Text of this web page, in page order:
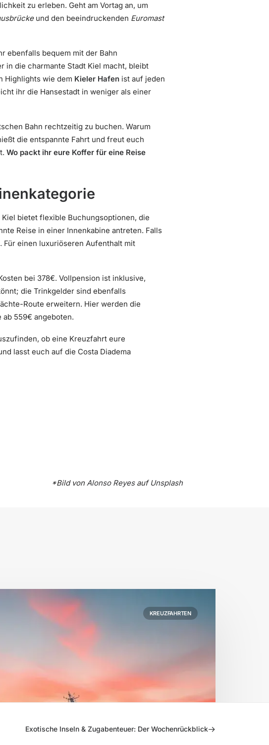
zu erleben. Geht am Vortag an, um
und den beeindruckenden Euromast
ebenfalls bequem mit der Bahn
in die charmante Stadt Kiel macht, bleibt
Highlights wie dem Kieler Hafen ist auf jeden
ihr die Hansestadt in weniger als einer
Bahn rechtzeitig zu buchen. Warum
die entspannte Fahrt und freut euch
Wo packt ihr eure Koffer für eine Reise
bietet flexible Buchungsoptionen, die
Reise in einer Innenkabine antreten. Falls
einen luxuriöseren Aufenthalt mit
bei 378€. Vollpension ist inklusive,
die Trinkgelder sind ebenfalls
Route erweitern. Hier werden die
ab 559€ angeboten.
ob eine Kreuzfahrt eure
lasst euch auf die Costa Diadema
*Bild vonAlonso Reyesauf Unsplash
KREUZFAHRTEN
Exotische Inseln & Zugabenteuer: Der Wochenrückblick